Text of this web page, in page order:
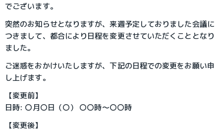
でございます。
突然のお知らせとなりますが、来週予定しておりました会議に
つきまして、都合により日程を変更させていただくこととなり
ました。
ご迷惑をおかけいたしますが、下記の日程での変更をお願い申
し上げます。
【変更前】
日時: 〇月〇日（〇） 〇〇時～〇〇時
【変更後】